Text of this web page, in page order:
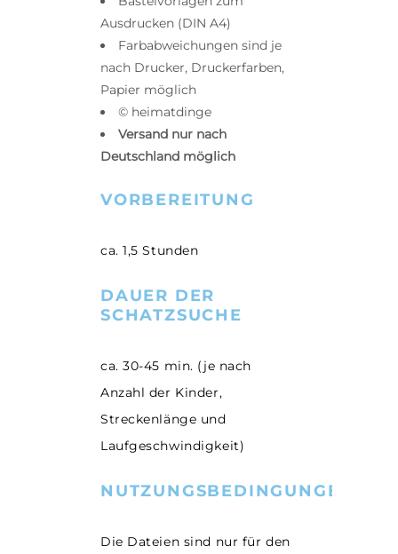
Ausdrucken (DIN A4)
Farbabweichungen sind je
nach Drucker, Druckerfarben,
Papier möglich
© heimatdinge
Versand nur nach
Deutschland möglich
VORBEREITUNG
ca. 1,5 Stunden
DAUER DER
SCHATZSUCHE
ca. 30-45 min. (je nach
Anzahl der Kinder,
Streckenlänge und
Laufgeschwindigkeit)
NUTZUNGSBEDINGUNGEN
Die Dateien sind nur für den